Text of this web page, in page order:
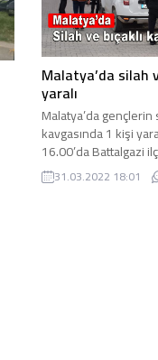
Malatya’da silah
yaralı
Malatya’da gençlerin
kavgasında 1 kişi
16.00’da Battalgazi
Mahallesi’nde
31.03.2022 18:01